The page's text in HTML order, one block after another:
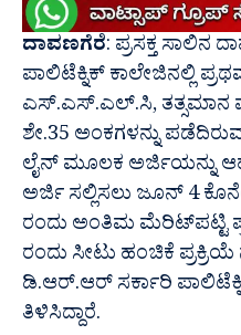
ದಾವಣಗೆರೆ: ಪ್ರಸಕ್ತ ಸಾಲಿನ
ಪಾಲಿಟೆಕ್ನಿಕ್ ಕಾಲೇಜಿನಲ್ಲಿ
ಎಸ್.ಎಸ್.ಎಲ್.ಸಿ, ತತ್ಸಮಾನ
ಶೇ.35 ಅಂಕಗಳನ್ನು
ಲೈನ್ ಮೂಲಕ ಅರ್ಜಿಯನ್ನು
ಅರ್ಜಿ ಸಲ್ಲಿಸಲು ಜೂನ್ 4
ರಂದು ಅಂತಿಮ ಮೆರಿಟ್‍ಪಟ್ಟಿ
ರಂದು ಸೀಟು ಹಂಚಿಕೆ
ಡಿ.ಆರ್.ಆರ್ ಸರ್ಕಾರಿ
ತಿಳಿಸಿದ್ದಾರೆ.